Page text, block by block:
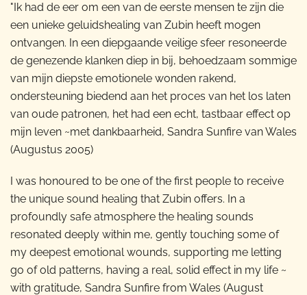
"Ik had de eer om een van de eerste mensen te zijn die
een unieke geluidshealing van Zubin heeft mogen
ontvangen. In een diepgaande veilige sfeer resoneerde
de genezende klanken diep in bij, behoedzaam sommige
van mijn diepste emotionele wonden rakend,
ondersteuning biedend aan het proces van het los laten
van oude patronen, het had een echt, tastbaar effect op
mijn leven ~met dankbaarheid, Sandra Sunfire van Wales
(Augustus 2005)
I was honoured to be one of the first people to receive
the unique sound healing that Zubin offers. In a
profoundly safe atmosphere the healing sounds
resonated deeply within me, gently touching some of
my deepest emotional wounds, supporting me letting
go of old patterns, having a real, solid effect in my life ~
with gratitude, Sandra Sunfire from Wales (August